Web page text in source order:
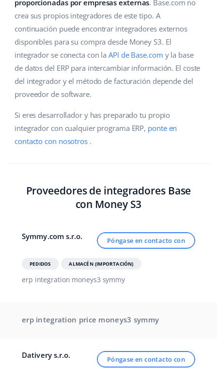
Gestión de envíos
Automatizaciones
Base Connect
IA para e-commerce
Hogar y jardinería
Productos infantiles
Electrónica
Piezas de automóviles
Supermercado
Salud y belleza
Ayuda
Base Academy
Blog
Servicios
Auditoría de cuentas
Calculadora de beneficios
Cooperación y socios
english (GB)
english (IN)
čeština
deutsch
Ελληνικά
español (AR)
Français
română
proporcionadas por empresas externas. Base.com no
crea sus propios integradores de este tipo. A
continuación puede encontrar integradores externos
disponibles para su compra desde Money S3. El
integrador se conecta con laAPI de Base.com y la base
de datos del ERP para intercambiar información. El coste
del integrador y el método de facturación depende del
proveedor de software.
Si eres desarrollador y has preparado tu propio
integrador con cualquier programa ERP, ponte en
contacto con nosotros.
Proveedores de integradores Base
con Money S3
Symmy.com s.r.o. Póngase en contacto con
PEDIDOS ALMACÉN (IMPORTACIÓN)
erp integration moneys3 symmy
erp integration price moneys3 symmy
Dativery s.r.o. Póngase en contacto con